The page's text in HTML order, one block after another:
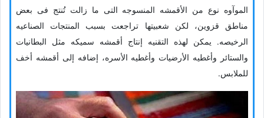
الموآوه نوع من الأقمشه المنسوجه التی ما زالت تُنتج فی بعض
مناطق قزوین، لکن شعبیتها تراجعت بسبب المنتجات الصناعیه
الرخیصه. یمکن لهذه التقنیه إنتاج أقمشه سمیکه مثل البطانیات
والستائر وأغطیه الأرضیات وأغطیه الأسره، إضافه إلى أقمشه أخف
للملابس.